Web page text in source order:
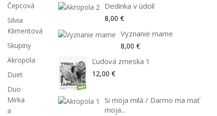
Čepcová
Silvia
Klimentová
Skupiny
Akropola
Duet
Duo
Mirka
a
Dedinka v údolí
8,00 €
Vyznanie mame
8,00 €
Ľudová zmeska 1
12,00 €
Si moja milá / Darmo ma mať
moja...